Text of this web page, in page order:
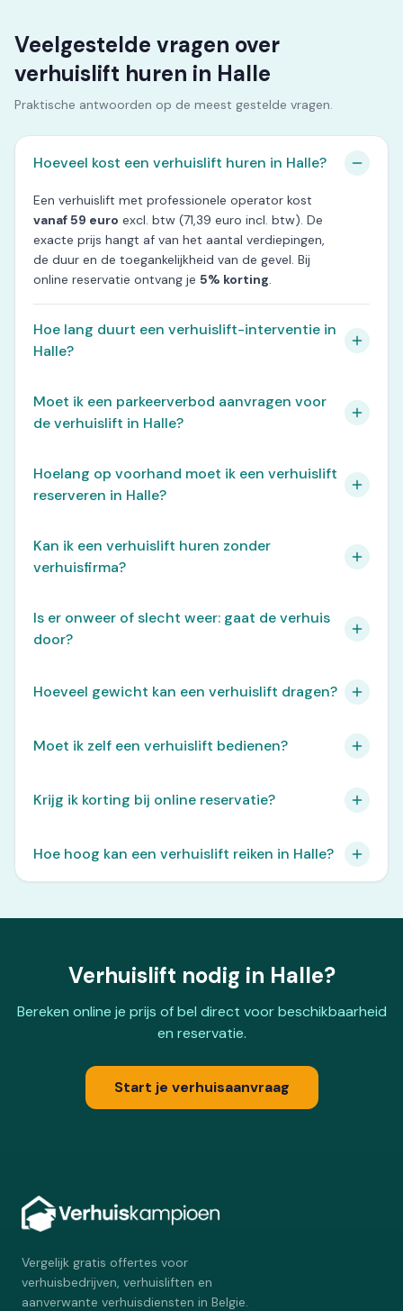
Veelgestelde vragen over
verhuislift huren in Halle
Praktische antwoorden op de meest gestelde vragen.
Hoeveel kost een verhuislift huren in Halle?
Een verhuislift met professionele operator kost
vanaf 59 euro excl. btw (71,39 euro incl. btw). De
exacte prijs hangt af van het aantal verdiepingen,
de duur en de toegankelijkheid van de gevel. Bij
online reservatie ontvang je 5% korting.
Hoe lang duurt een verhuislift-interventie in
Halle?
Moet ik een parkeerverbod aanvragen voor
de verhuislift in Halle?
Hoelang op voorhand moet ik een verhuislift
reserveren in Halle?
Kan ik een verhuislift huren zonder
verhuisfirma?
Is er onweer of slecht weer: gaat de verhuis
door?
Hoeveel gewicht kan een verhuislift dragen?
Moet ik zelf een verhuislift bedienen?
Krijg ik korting bij online reservatie?
Hoe hoog kan een verhuislift reiken in Halle?
Verhuislift nodig in Halle?
Bereken online je prijs of bel direct voor beschikbaarheid
en reservatie.
Start je verhuisaanvraag
Vergelijk gratis offertes voor
verhuisbedrijven, verhuisliften en
aanverwante verhuisdiensten in Belgie.